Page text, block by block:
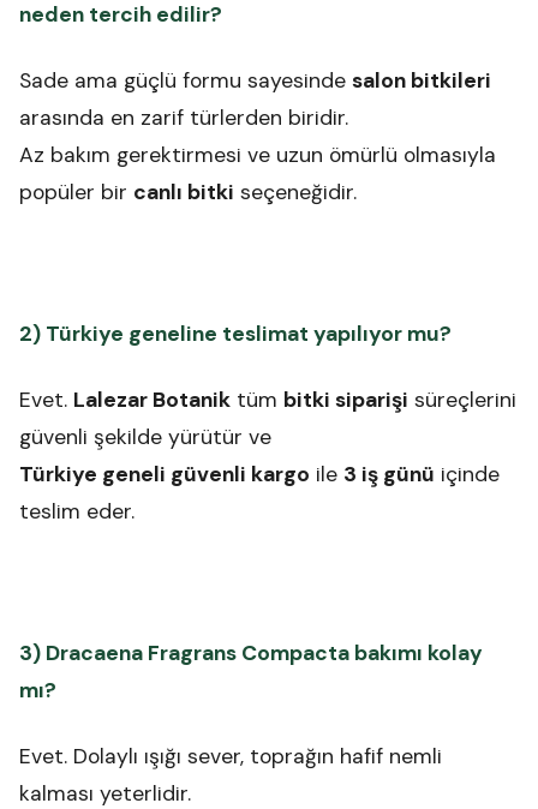
neden tercih edilir?
Sade ama güçlü formu sayesinde salon bitkileri
arasında en zarif türlerden biridir.
Az bakım gerektirmesi ve uzun ömürlü olmasıyla
popüler bir canlı bitki seçeneğidir.
2) Türkiye geneline teslimat yapılıyor mu?
Evet. Lalezar Botanik tüm bitki siparişi süreçlerini
güvenli şekilde yürütür ve
Türkiye geneli güvenli kargo ile 3 iş günü içinde
teslim eder.
3) Dracaena Fragrans Compacta bakımı kolay
mı?
Evet. Dolaylı ışığı sever, toprağın hafif nemli
kalması yeterlidir.